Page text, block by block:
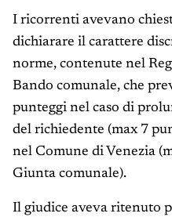
I ricorrenti avevano
dichiarare il carattere
norme, contenute nel
Bando comunale, che
punteggi nel caso di
del richiedente (max 7
nel Comune di Venezia
Giunta comunale).
Il giudice aveva ritenuto